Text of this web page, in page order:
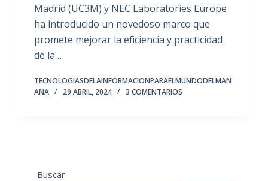
Madrid (UC3M) y NEC Laboratories Europe
ha introducido un novedoso marco que
promete mejorar la eficiencia y practicidad
de la…
TECNOLOGIASDELAINFORMACIONPARAELMUNDODELMAN
ANA
29 ABRIL, 2024 3 COMENTARIOS
Buscar